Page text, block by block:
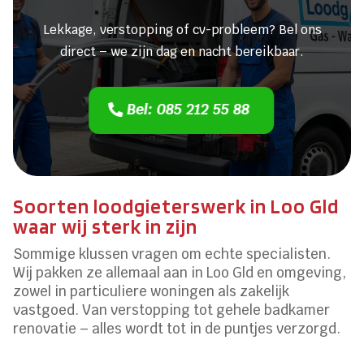
Lekkage, verstopping of cv-probleem? Bel ons
direct – we zijn dag en nacht bereikbaar.
Bel: 085 212 55 88
Soorten loodgieterswerk in Loo Gld
waar wij sterk in zijn
Sommige klussen vragen om echte specialisten.
Wij pakken ze allemaal aan in Loo Gld en omgeving,
zowel in particuliere woningen als zakelijk
vastgoed. Van verstopping tot gehele badkamer
renovatie – alles wordt tot in de puntjes verzorgd.